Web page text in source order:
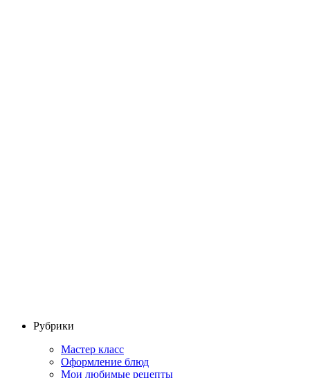
Рубрики
Мастер класс
Оформление блюд
Мои любимые рецепты